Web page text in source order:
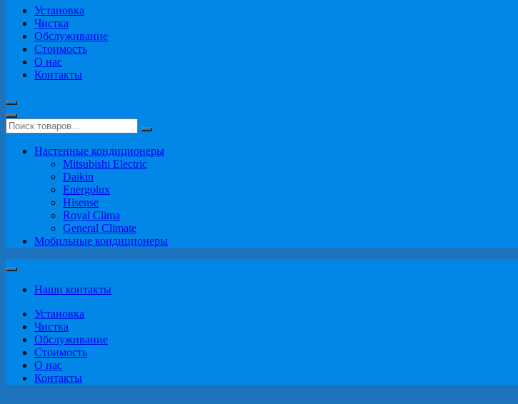
Установка
Чистка
Обслуживание
Стоимость
О нас
Контакты
Настенные кондиционеры
Mitsubishi Electric
Daikin
Energolux
Hisense
Royal Clima
General Climate
Мобильные кондиционеры
Наши контакты
Установка
Чистка
Обслуживание
Стоимость
О нас
Контакты